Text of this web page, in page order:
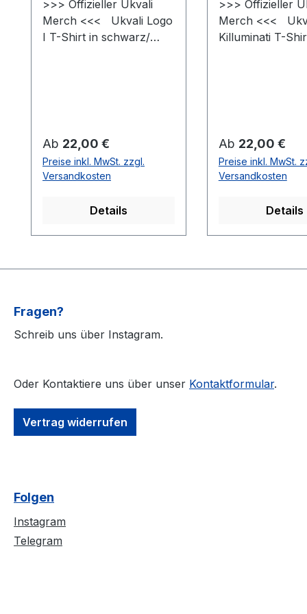
>>> Offizieller Ukvali
Merch <<< Ukvali Logo
I T-Shirt in schwarz/
Schlauchförmiger
Schnitt
#bewegungsfreiheit
Schmaler Kragen aus
modernen Look
#uptodate #unisex
Gefertigt aus 100 %
l #Oeko-Tex100
Strapazierfähiger Stoff,
Schwerer Stoff 190 g/m²
Regulärer Preis:
Ab 22,00 €
Preise inkl. MwSt. zzgl.
Versandkosten
Details
>>> Offizieller
Merch <<<
Killuminati T-
Schlauchförmiger
Schnitt
Rippstrick für
modernen Look
#Qualität /
Regulärer Preis:
Ab 22,00 €
Preise inkl. MwSt.
Versandkosten
Details
Fragen?
Schreib uns über Instagram.
Oder Kontaktiere uns über unser Kontaktformular.
Vertrag widerrufen
Folgen
Instagram
Telegram